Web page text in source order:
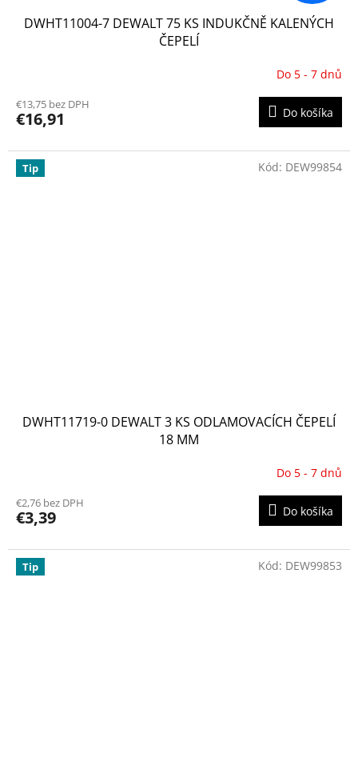
DWHT11004-7 DEWALT 75 KS INDUKČNĚ KALENÝCH
ČEPELÍ
Do 5 - 7 dnů
€13,75 bez DPH
€16,91 Do košíka
Tip
DWHT11719-0 DEWALT 3 KS ODLAMOVACÍCH ČEPELÍ
18 MM
Do 5 - 7 dnů
€2,76 bez DPH
€3,39 Do košíka
Kód: DEW99854
Tip Kód: DEW99853